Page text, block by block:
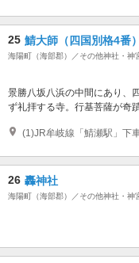
25 鯖大師（四国別格4番）
海陽町（海部郡）／その他神社・神
景勝八坂八浜の中間にあり、
ず礼拝する寺。行基菩薩が奇
(1)JR牟岐線「鯖瀬駅」下
26 轟神社
海陽町（海部郡）／その他神社・神